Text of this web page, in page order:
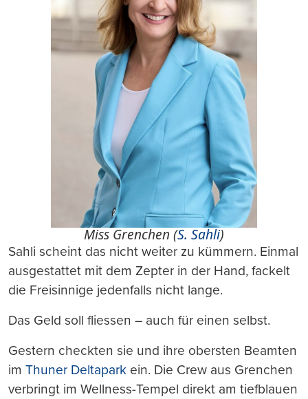
Miss Grenchen (S. Sahli)
Sahli scheint das nicht weiter zu kümmern. Einmal
ausgestattet mit dem Zepter in der Hand, fackelt
die Freisinnige jedenfalls nicht lange.
Das Geld soll fliessen – auch für einen selbst.
Gestern checkten sie und ihre obersten Beamten
im Thuner Deltapark ein. Die Crew aus Grenchen
verbringt im Wellness-Tempel direkt am tiefblauen